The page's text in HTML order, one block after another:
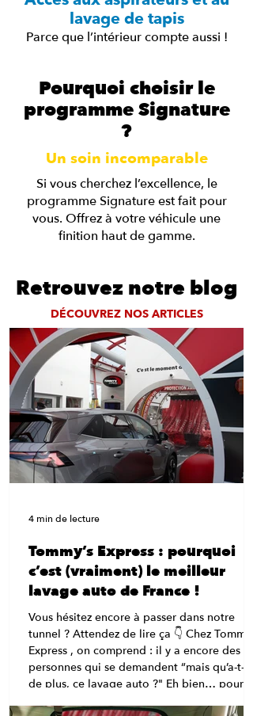
lavage de tapis
Parce que l’intérieur compte aussi !
Pourquoi choisir le
programme Signature
?
Un soin incomparable
Si vous cherchez l’excellence, le
programme Signature est fait pour
vous. Offrez à votre véhicule une
finition haut de gamme.
Retrouvez notre blog
DÉCOUVREZ NOS ARTICLES
Tommy’s Express : pourquoi
c’est (vraiment) le meilleur
lavage auto de France !
Vous hésitez encore à passer dans notre
tunnel ? Attendez de lire ça 👇 Chez Tommy’s
Express , on comprend : il y a encore des
personnes qui se demandent “mais qu’a-t-il
de plus, ce lavage auto ?" Eh bien… pour
4 min de lecture